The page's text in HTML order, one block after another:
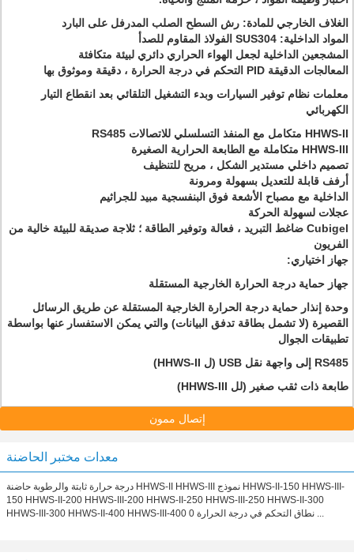
الغلاف الخارجي للمادة: رش السطح الصلب المدرفل على البارد
المواد الداخلية: SUS304 الفولاذ المقاوم للصدأ
المشجعين الداخلية لجعل الهواء الحراري دائري لبيئة متكافئة
المعالجات الدقيقة PID التحكم في درجة الحرارة ، دقيقة وموثوق بها
معلمات نظام توفير السيارات وبدء التشغيل التلقائي بعد انقطاع التيار
الكهربائي
HHWS-II متكامل مع المنفذ التسلسلي للاتصالات RS485
HHWS-III متكاملة مع الطابعة الحرارية الصغيرة
تصميم داخلي مستدير الشكل ، مريح للتنظيف
أرفف قابلة للتعديل بسهولة ومرونة
الداخلية مع مصباح الأشعة فوق البنفسجية مبيد للجراثيم
عجلات لسهولة الحركة
Cubigel ضاغط التبريد ، فعالة وتوفير الطاقة ؛ ثلاجة صديقة للبيئة خالية من
الفريون
جهاز اختياري:
جهاز حماية درجة الحرارة الخارجية المستقلة
وحدة إنذار حماية درجة الحرارة الخارجية المستقلة عن طريق الرسائل
القصيرة (لا تشمل بطاقة تدفق البيانات) والتي يمكن الاستفسار عنها بواسطة
تطبيقات الجوال
RS485 إلى واجهة نقل USB (ل HHWS-II)
طابعة ذات ثقب صغير (لل HHWS-III)
إتصال ممون
معدات مختبر الحاضنة
درجة حرارة ثابتة والرطوبة حاضنة HHWS-II HHWS-III نموذج HHWS-II-150 HHWS-III-
150 HHWS-II-200 HHWS-III-200 HHWS-II-250 HHWS-III-250 HHWS-II-300
HHWS-III-300 HHWS-II-400 HHWS-III-400 نطاق التحكم في درجة الحرارة 0 ...